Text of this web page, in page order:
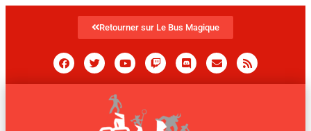
Retourner sur Le Bus Magique